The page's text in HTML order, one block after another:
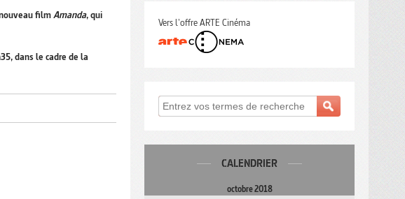
filmAmanda, qui
dans le cadre de la
Vers l'offre ARTE Cinéma
CALENDRIER
octobre 2018